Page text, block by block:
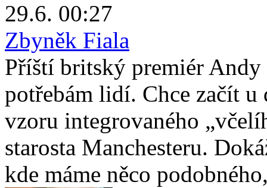
29.6. 00:27
Zbyněk Fiala
Příští britský premiér
potřebám lidí. Chce začít u
vzoru integrovaného
starosta Manchesteru.
kde máme něco